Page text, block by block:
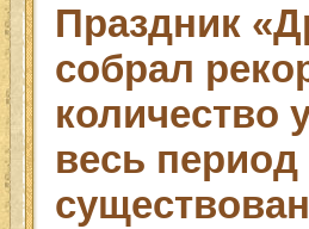
Праздник
собрал
количество
весь период